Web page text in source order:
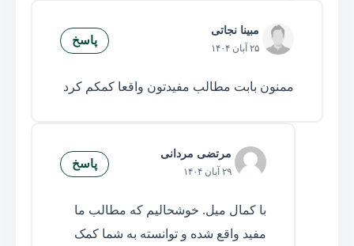
مبینا نجاتی
۲۵ آبان ۱۴۰۴
پاسخ
ممنون بابت مطالب مفیدتون واقعا کمکم کرد
مرتضی مردانی
۲۹ آبان ۱۴۰۴
پاسخ
با کمال میل. خوشحالیم که مطالب ما
مفید واقع شده و توانسته به شما کمک